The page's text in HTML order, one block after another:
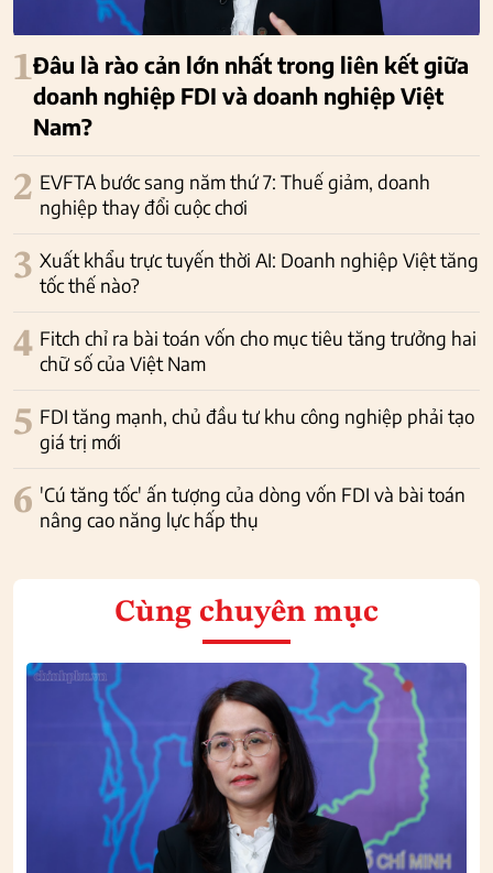
1Đâu là rào cản lớn nhất trong liên kết giữa
doanh nghiệp FDI và doanh nghiệp Việt
Nam?
2 EVFTA bước sang năm thứ 7: Thuế giảm, doanh
nghiệp thay đổi cuộc chơi
3 Xuất khẩu trực tuyến thời AI: Doanh nghiệp Việt tăng
tốc thế nào?
4 Fitch chỉ ra bài toán vốn cho mục tiêu tăng trưởng hai
chữ số của Việt Nam
5 FDI tăng mạnh, chủ đầu tư khu công nghiệp phải tạo
giá trị mới
6 'Cú tăng tốc' ấn tượng của dòng vốn FDI và bài toán
nâng cao năng lực hấp thụ
Cùng chuyên mục